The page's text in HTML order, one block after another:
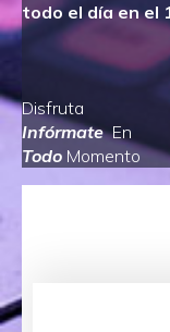
todo el día en el
Disfruta
InfórmateEn
Todo Momento